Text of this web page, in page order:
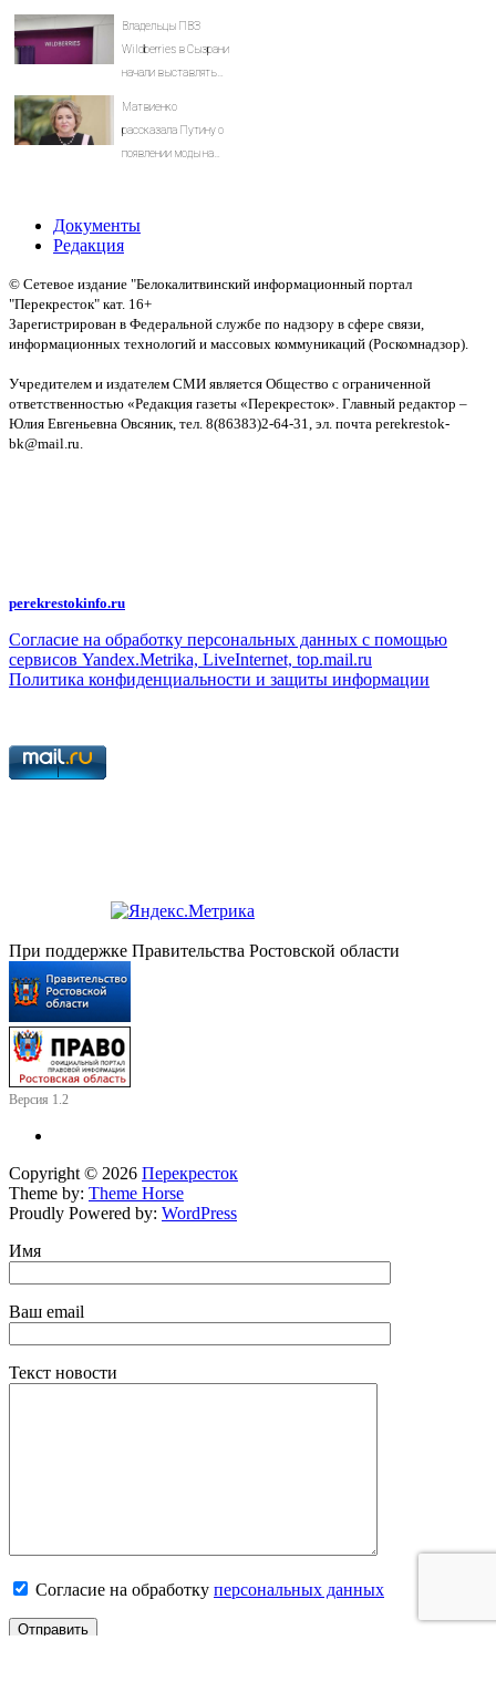
Владельцы ПВЗ
Wildberries в Сызрани
начали выставлять
Матвиенко
рассказала Путину о
появлении моды на
Документы
Редакция
© Сетевое издание "Белокалитвинский информационный портал
"Перекресток" кат. 16+
Зарегистрирован в Федеральной службе по надзору в сфере связи,
информационных технологий и массовых коммуникаций (Роскомнадзор).
Учредителем и издателем СМИ является Общество с ограниченной
ответственностью «Редакция газеты «Перекресток». Главный редактор –
Юлия Евгеньевна Овсяник, тел. 8(86383)2-64-31, эл. почта perekrestok-
bk@mail.ru.
perekrestokinfo.ru
Согласие на обработку персональных данных с помощью
сервисов Yandex.Metrika, LiveInternet, top.mail.ru
Политика конфиденциальности и защиты информации
При поддержке Правительства Ростовской области
Версия 1.2
Copyright © 2026 Перекресток
Theme by: Theme Horse
Proudly Powered by: WordPress
Имя
Ваш email
Текст новости
Согласие на обработку персональных данных